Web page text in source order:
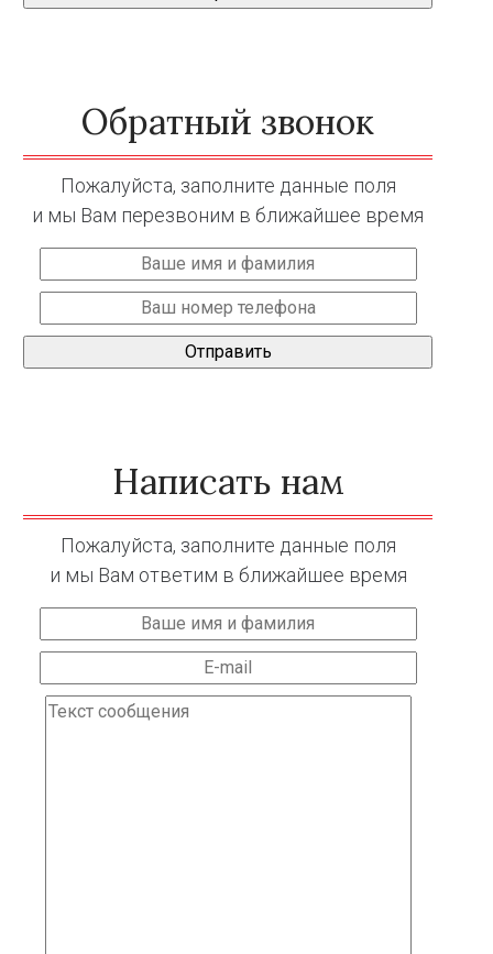
Обратный звонок
Пожалуйста, заполните данные поля
и мы Вам перезвоним в ближайшее время
Написать нам
Пожалуйста, заполните данные поля
и мы Вам ответим в ближайшее время